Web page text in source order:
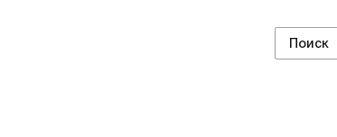
Поиск